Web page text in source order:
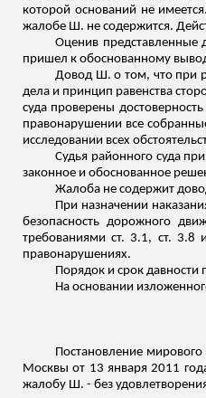
которой оснований не
жалобе Ш. не содержится.
Оценив представленные
пришел к обоснованному
Довод Ш. о том, что при
дела и принцип равенства
суда проверены
правонарушении все
исследовании всех
Судья районного суда
законное и обоснованное
Жалоба не содержит
При назначении
безопасность дорожного
требованиями ст. 3.1, ст. 3.8
правонарушениях.
Порядок и срок давности
На основании
Постановление
Москвы от 13 января 2011
жалобу Ш. - без